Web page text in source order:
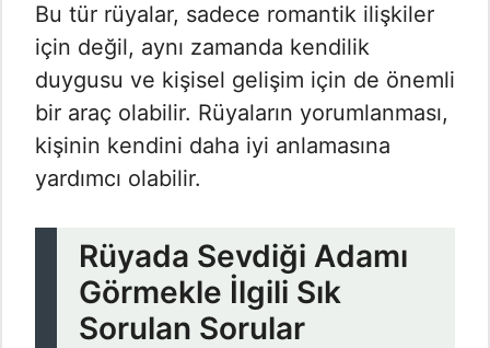
Bu tür rüyalar, sadece romantik ilişkiler
için değil, aynı zamanda kendilik
duygusu ve kişisel gelişim için de önemli
bir araç olabilir. Rüyaların yorumlanması,
kişinin kendini daha iyi anlamasına
yardımcı olabilir.
Rüyada Sevdiği Adamı
Görmekle İlgili Sık
Sorulan Sorular